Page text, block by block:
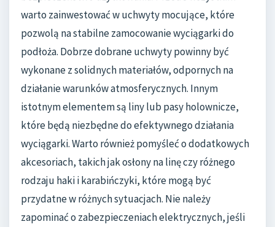
warto zainwestować w uchwyty mocujące, które
pozwolą na stabilne zamocowanie wyciągarki do
podłoża. Dobrze dobrane uchwyty powinny być
wykonane z solidnych materiałów, odpornych na
działanie warunków atmosferycznych. Innym
istotnym elementem są liny lub pasy holownicze,
które będą niezbędne do efektywnego działania
wyciągarki. Warto również pomyśleć o dodatkowych
akcesoriach, takich jak osłony na linę czy różnego
rodzaju haki i karabińczyki, które mogą być
przydatne w różnych sytuacjach. Nie należy
zapominać o zabezpieczeniach elektrycznych, jeśli